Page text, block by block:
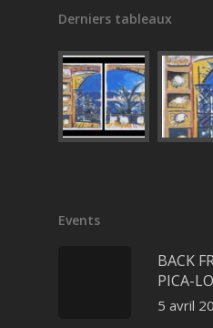
Derniers tableaux
Events
BACK
PICA-LO
5 avril